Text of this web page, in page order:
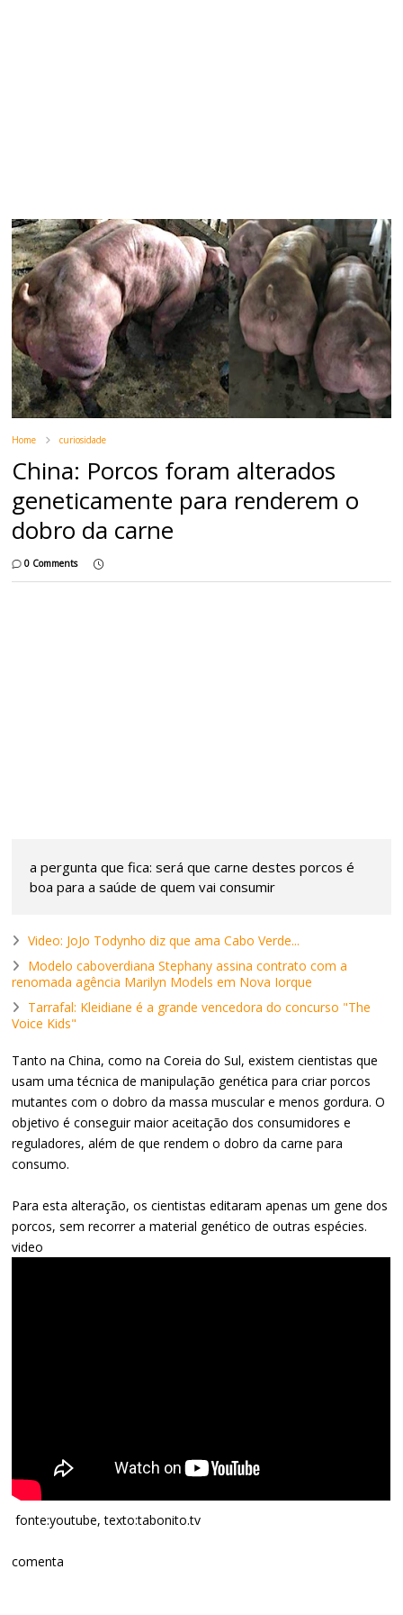
Home curiosidade
China: Porcos foram alterados
geneticamente para renderem o
dobro da carne
0 Comments
a pergunta que fica: será que carne destes porcos é
boa para a saúde de quem vai consumir
Video: JoJo Todynho diz que ama Cabo Verde...
Modelo caboverdiana Stephany assina contrato com a
renomada agência Marilyn Models em Nova Iorque
Tarrafal: Kleidiane é a grande vencedora do concurso "The
Voice Kids"
Tanto na China, como na Coreia do Sul, existem cientistas que
usam uma técnica de manipulação genética para criar porcos
mutantes com o dobro da massa muscular e menos gordura. O
objetivo é conseguir maior aceitação dos consumidores e
reguladores, além de que rendem o dobro da carne para
consumo.
Para esta alteração, os cientistas editaram apenas um gene dos
porcos, sem recorrer a material genético de outras espécies.
video
fonte:youtube, texto:tabonito.tv
comenta